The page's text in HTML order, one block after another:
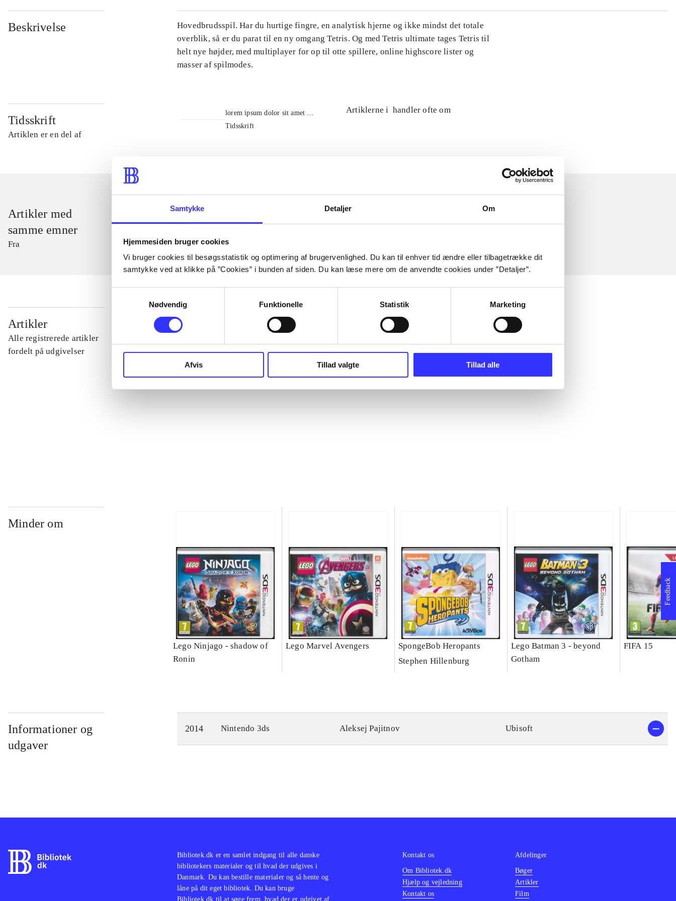
Samtykke Detaljer Om
Hjemmesiden bruger cookies
Vi bruger cookies til besøgsstatistik og optimering af brugervenlighed. Du kan til enhver tid ændre eller tilbagetrække dit
samtykke ved at klikke på ”Cookies” i bunden af siden. Du kan læse mere om de anvendte cookies under ”Detaljer”.
Nødvendig
Funktionelle Statistik Marketing
Afvis Tillad valgte Tillad alle
Beskrivelse
Hovedbrudsspil. Har du hurtige fingre, en analytisk hjerne og ikke mindst det totale
overblik, så er du parat til en ny omgang Tetris. Og med Tetris ultimate tages Tetris til
helt nye højder, med multiplayer for op til otte spillere, online highscore lister og
masser af spilmodes.
Tidsskrift
Artiklen er en del af
lorem ipsum dolor sit amet ...
Tidsskrift
Artiklerne i handler ofte om
Artikler med
samme emner
Fra
Artikler
Alle registrerede artikler
fordelt på udgivelser
...
Minder om
Lego Ninjago - shadow of
Ronin
Lego Marvel Avengers
SpongeBob Heropants
Stephen Hillenburg
Lego Batman 3 - beyond
Gotham
FIFA 15
Informationer og
udgaver
2014 Nintendo 3ds Aleksej Pajitnov Ubisoft
Feedback
Bibliotek.dk er en samlet indgang til alle danske
bibliotekers materialer og til hvad der udgives i
Danmark. Du kan bestille materialer og så hente og
låne på dit eget bibliotek. Du kan bruge
Bibliotek.dk til at søge frem, hvad der er udgivet af
Kontakt os
Om Bibliotek.dk
Hjælp og vejledning
Kontakt os
Afdelinger
Bøger
Artikler
Film